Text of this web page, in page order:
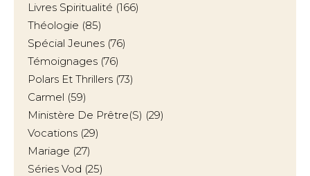
Livres Spiritualité (166)
Théologie (85)
Spécial Jeunes (76)
Témoignages (76)
Polars Et Thrillers (73)
Carmel (59)
Ministère De Prêtre(s) (29)
Vocations (29)
Mariage (27)
Séries Vod (25)